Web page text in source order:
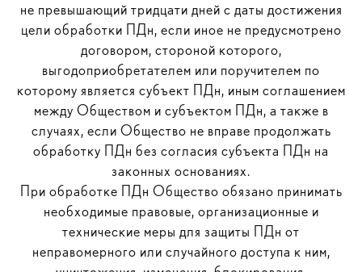
не превышающий тридцати дней с даты достижения
цели обработки ПДн, если иное не предусмотрено
договором, стороной которого,
выгодоприобретателем или поручителем по
которому является субъект ПДн, иным соглашением
между Обществом и субъектом ПДн, а также в
случаях, если Общество не вправе продолжать
обработку ПДн без согласия субъекта ПДн на
законных основаниях.
При обработке ПДн Общество обязано принимать
необходимые правовые, организационные и
технические меры для защиты ПДн от
неправомерного или случайного доступа к ним,